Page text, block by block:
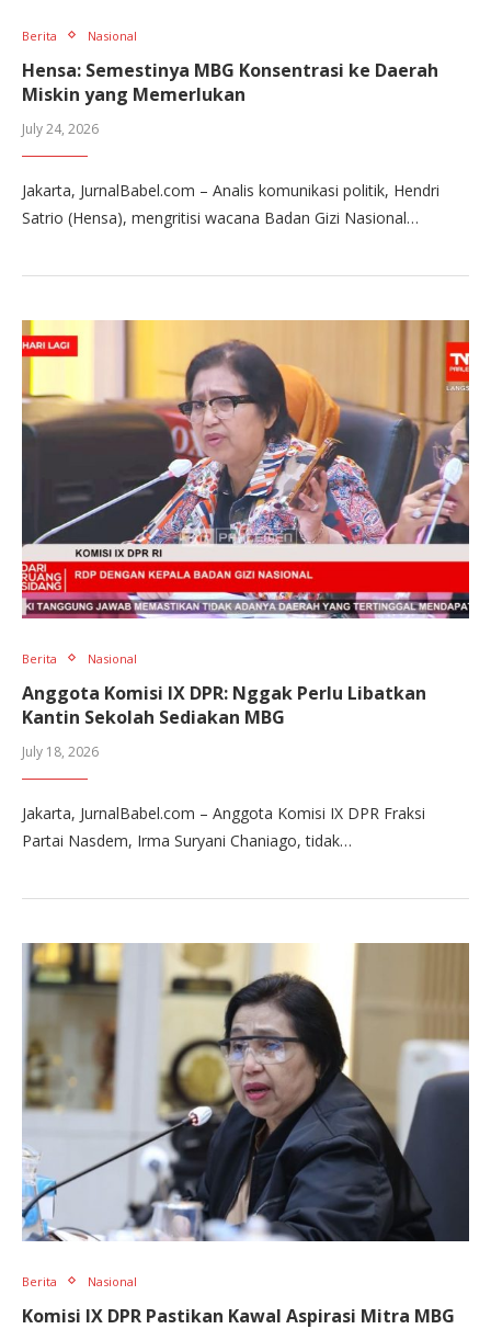
Berita Nasional
Hensa: Semestinya MBG Konsentrasi ke Daerah
Miskin yang Memerlukan
July 24, 2026
Jakarta, JurnalBabel.com – Analis komunikasi politik, Hendri
Satrio (Hensa), mengritisi wacana Badan Gizi Nasional…
Berita Nasional
Anggota Komisi IX DPR: Nggak Perlu Libatkan
Kantin Sekolah Sediakan MBG
July 18, 2026
Jakarta, JurnalBabel.com – Anggota Komisi IX DPR Fraksi
Partai Nasdem, Irma Suryani Chaniago, tidak…
Berita Nasional
Komisi IX DPR Pastikan Kawal Aspirasi Mitra MBG